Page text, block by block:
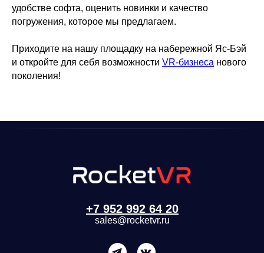
удобстве софта, оценить новинки и качество
погружения, которое мы предлагаем.
Приходите на нашу площадку на набережной Яс-Бэй
и откройте для себя возможности VR-бизнеса нового
поколения!
+7 952 992 64 20
sales@rocketvr.ru